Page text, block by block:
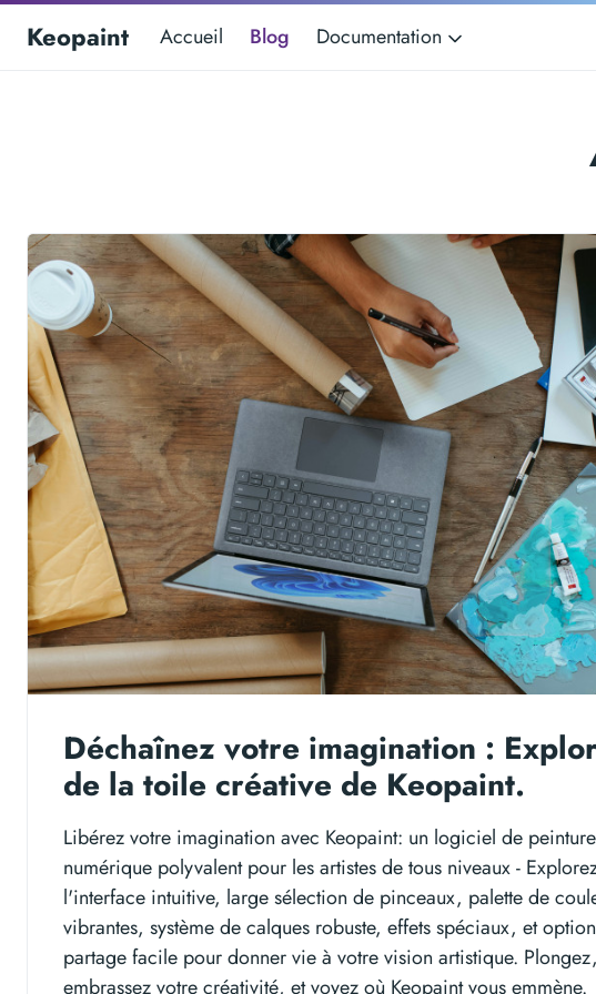
Keopaint Accueil Blog Documentation
Déchaînez votre imagination :
de la toile créative de Keopaint.
Libérez votre imagination avec Keopaint: un logiciel de peinture
numérique polyvalent pour les artistes de tous niveaux -
l'interface intuitive, large sélection de pinceaux, palette de
vibrantes, système de calques robuste, effets spéciaux, et
partage facile pour donner vie à votre vision artistique. Plongez,
embrassez votre créativité, et voyez où Keopaint vous emmène.